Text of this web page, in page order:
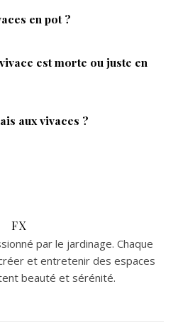
en pot ?
est morte ou juste en
aux vivaces ?
FX
par le jardinage. Chaque
et entretenir des espaces
beauté et sérénité.